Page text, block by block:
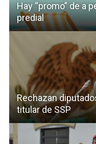
Hay “promo” de a
predial
Rechazan
titular de SSP